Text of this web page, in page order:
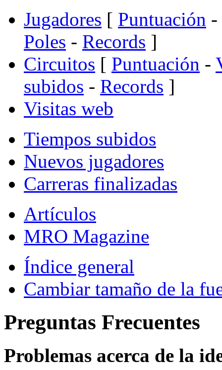
Jugadores [ Puntuación -
Poles - Records ]
Circuitos [ Puntuación -
subidos - Records ]
Visitas web
Tiempos subidos
Nuevos jugadores
Carreras finalizadas
Artículos
MRO Magazine
Índice general
Cambiar tamaño de la
Preguntas Frecuentes
Problemas acerca de la